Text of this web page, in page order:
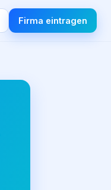
Firma eintragen